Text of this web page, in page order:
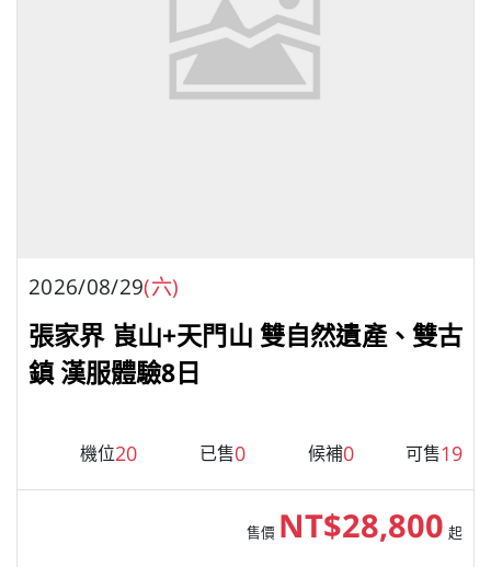
2026/08/29(六)
張家界 崀山+天門山 雙自然遺產、雙古
鎮 漢服體驗8日
機位20 已售0 候補0 可售19
售價 NT$28,800 起